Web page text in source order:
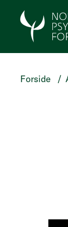
HOPP TIL
Forside /